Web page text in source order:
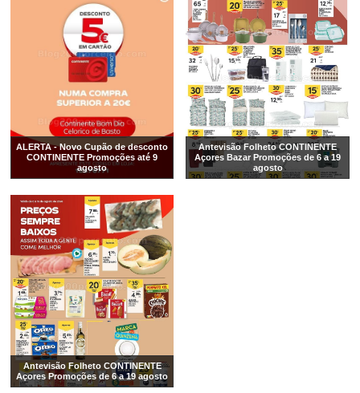
ALERTA - Novo Cupão de desconto
CONTINENTE Promoções até 9
agosto
Antevisão Folheto CONTINENTE
Açores Bazar Promoções de 6 a 19
agosto
Antevisão Folheto CONTINENTE
Açores Promoções de 6 a 19 agosto